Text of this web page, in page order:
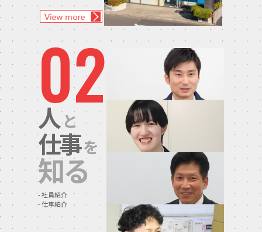
02
人と
仕事を
知る
社員紹介
仕事紹介